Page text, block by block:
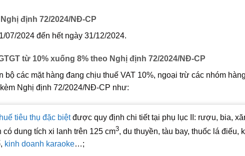
định 72/2024/NĐ-CP
2024 đến hết ngày 31/12/2024.
từ 10% xuống 8% theo Nghị định 72/2024/NĐ-CP
các mặt hàng đang chịu thuế VAT 10%, ngoại trừ các nhóm
Nghị định 72/2024/NĐ-CP như:
tiêu thụ đặc biệtđược quy định chi tiết tại phụ lục II: rượu, bia,
dung tích xi lanh trên 125 cm3, du thuyền, tàu bay, thuốc lá điếu,
kinh doanh karaoke…;